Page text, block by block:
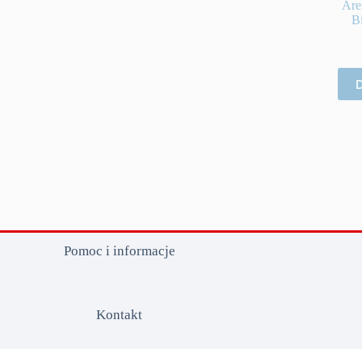
Pomoc i informacje
Kontakt